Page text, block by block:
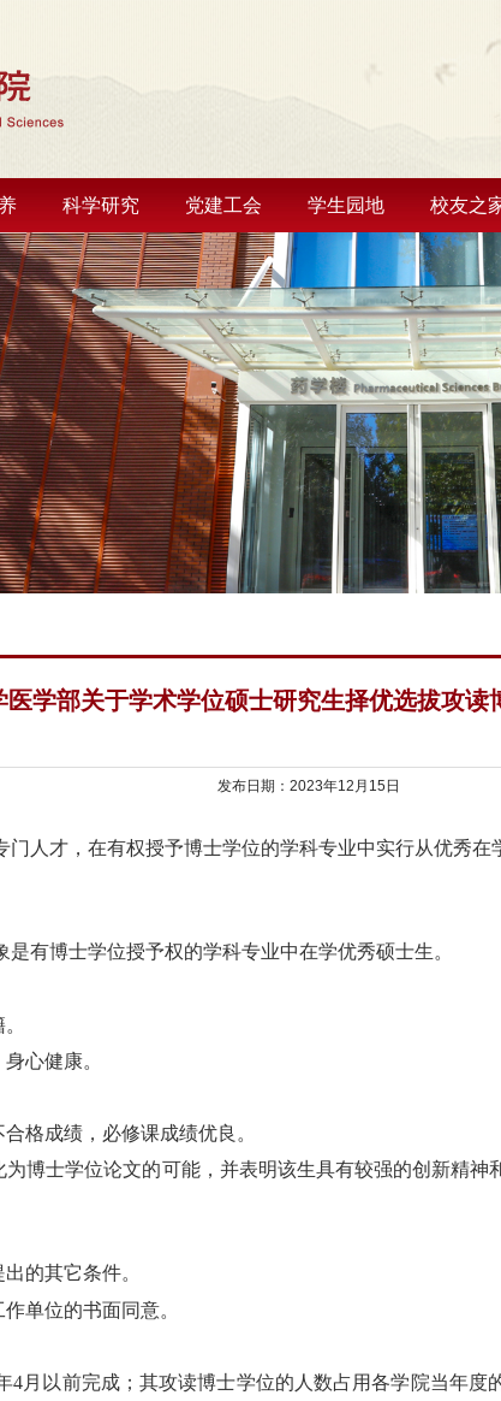
科学研究 党建工会 学生园地 校友之
医学部关于学术学位硕士研究生择优选拔攻读
发布日期：2023年12月15日
人才，在有权授予博士学位的学科专业中实行从优秀
有博士学位授予权的学科专业中在学优秀硕士生。
。
身心健康。
格成绩，必修课成绩优良 。
博士学位论文的可能，并表明该生具有较强的创新精
出的其它条件。
单位的书面同意。
月以前完成；其攻读博士学位的人数占用各学院当年